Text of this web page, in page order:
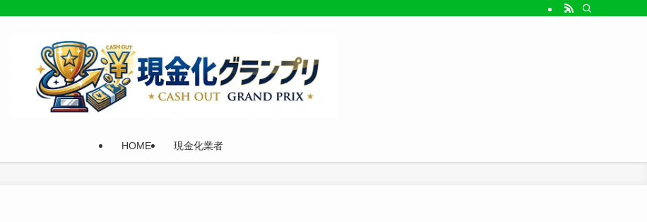
HOME 現金化業者